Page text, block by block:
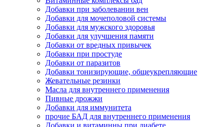
Добавки при заболевании вен
Добавки для мочеполовой системы
Добавки для мужского здоровья
Добавки для улучшения памяти
Добавки от вредных привычек
Добавки при простуде
Добавки от паразитов
Добавки тонизирующие, общеукрепляющие
Жевательные резинки
Масла для внутреннего применения
Пивные дрожжи
Добавки для иммунитета
прочие БАД для внутреннего применения
Добавки и витаминны при диабете